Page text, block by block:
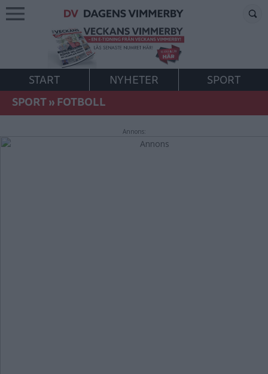
START NYHETER
SPORT
SPORT»FOTBOLL
Annons: